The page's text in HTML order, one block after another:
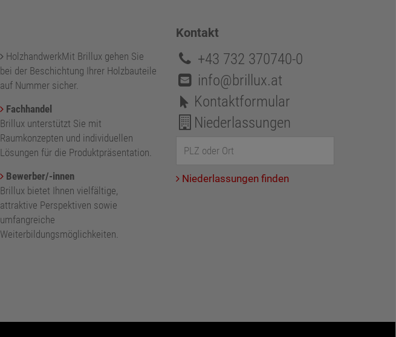
HolzhandwerkMit Brillux gehen Sie
bei der Beschichtung Ihrer Holzbauteile
auf Nummer sicher.
Fachhandel
Brillux unterstützt Sie mit
Raumkonzepten und individuellen
Lösungen für die Produktpräsentation.
Bewerber/-innen
Brillux bietet Ihnen vielfältige,
attraktive Perspektiven sowie
umfangreiche
Weiterbildungsmöglichkeiten.
Kontakt
+43 732 370740-0
info@brillux.at
Kontaktformular
Niederlassungen
Niederlassungen finden